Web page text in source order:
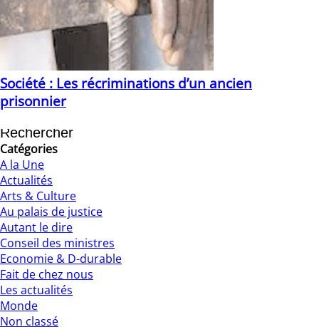
Société : Les récriminations d’un ancien
prisonnier
Catégories
A la Une
Actualités
Arts & Culture
Au palais de justice
Autant le dire
Conseil des ministres
Economie & D-durable
Fait de chez nous
Les actualités
Monde
Non classé